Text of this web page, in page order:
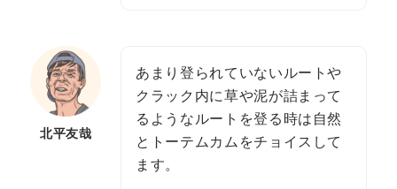
北平友哉
あまり登られていないルートや
クラック内に草や泥が詰まって
るようなルートを登る時は自然
とトーテムカムをチョイスして
ます。